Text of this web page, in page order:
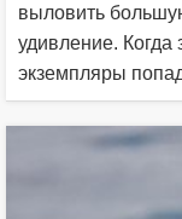
выловить
удивление. Когда
экземпляры